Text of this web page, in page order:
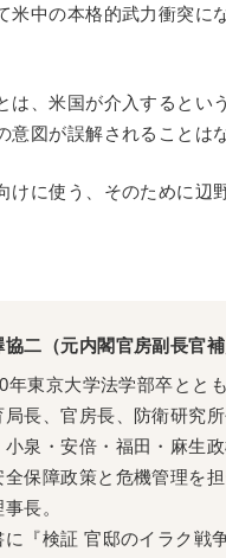
米中の本格的武力衝突に
は、米国が介入するとい
図が誤解されることはな
けに使う、そのために辺
協二（元内閣官房副長官補
年東京大学法学部卒とと
局長、官房長、防衛研究
小泉・安倍・福田・麻生
全保障政策と危機管理を
長。
に『検証 官邸のイラク戦